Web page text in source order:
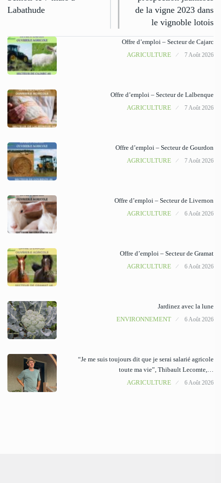
Labathude
de la vigne 2023 dans
le vignoble lotois
Offre d’emploi – Secteur de Cajarc
AGRICULTURE
7 Août 2026
Offre d’emploi – Secteur de Lalbenque
AGRICULTURE
7 Août 2026
Offre d’emploi – Secteur de Gourdon
AGRICULTURE
7 Août 2026
Offre d’emploi – Secteur de Livernon
AGRICULTURE
6 Août 2026
Offre d’emploi – Secteur de Gramat
AGRICULTURE
6 Août 2026
Jardinez avec la lune
ENVIRONNEMENT
6 Août 2026
“Je me suis toujours dit que je serai salarié agricole
toute ma vie”, Thibault Lecomte,…
AGRICULTURE
6 Août 2026